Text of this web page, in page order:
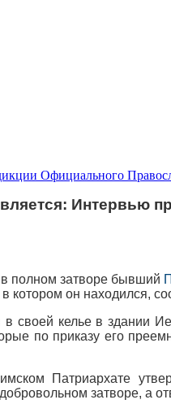
Официального
Интервью
полном затворе бывший
котором он находился,
в своей келье в здании
по приказу его
Патриархате
затворе, а